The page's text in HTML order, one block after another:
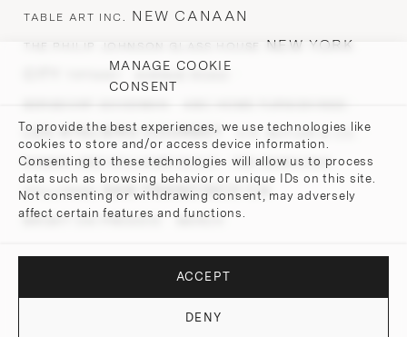
MANAGE COOKIE
CONSENT
To provide the best experiences, we use technologies like
cookies to store and/or access device information.
Consenting to these technologies will allow us to process
data such as browsing behavior or unique IDs on this site.
Not consenting or withdrawing consent, may adversely
affect certain features and functions.
ACCEPT
DENY
TABLE ART INC. NEW CANAAN
THE PHILIP JOHNSON GLASS HOUSE
NEW YORK
· ·
LES ATELIERS COURBET ·E.R. BUTLER & CO.·
ROMAN AND WILLIAMS GUILD·TED MUEHLING·
STILLFRIED SAN FRANCISCO CA
BRIGHT ON PRESIDIO·MARCH